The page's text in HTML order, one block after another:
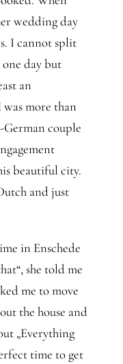
wedding day
I cannot split
day but
an
was more than
couple
beautiful city.
and just
in Enschede
she told me
me to move
the house and
„Everything
time to get